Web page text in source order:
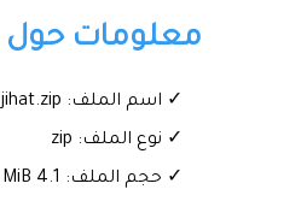
معلومات حول
✓ اسم الملف: almo3adalat-almotarajihat.zip
✓ نوع الملف: zip
✓ حجم الملف: 4.1 MiB